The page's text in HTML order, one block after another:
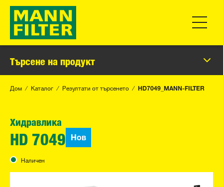
Търсене на продукт
Дом Каталог Резултати от търсенето HD7049_MANN-FILTER
Хидравлика
HD 7049 Нов
Наличен